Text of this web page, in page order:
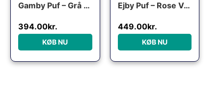
Gamby Puf – Grå Velour
394.00kr.
KØB NU
Ejby Puf – Rose Velour
449.00kr.
KØB NU